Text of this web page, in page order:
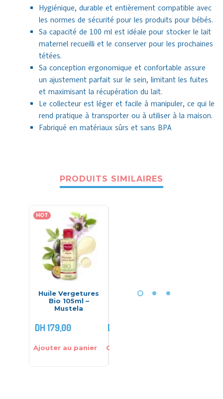
Hygiénique, durable et entièrement compatible avec
les normes de sécurité pour les produits pour bébés.
Sa capacité de 100 ml est idéale pour stocker le lait
maternel recueilli et le conserver pour les prochaines
tétées.
Sa conception ergonomique et confortable assure
un ajustement parfait sur le sein, limitant les fuites
et maximisant la récupération du lait.
Le collecteur est léger et facile à manipuler, ce qui le
rend pratique à transporter ou à utiliser à la maison.
Fabriqué en matériaux sûrs et sans BPA
PRODUITS SIMILAIRES
HOT
Huile Vergetures
Bio 105ml –
Mustela
DH 179,00
Ajouter au panier
Coffret de bain 4
DH
Choix des options